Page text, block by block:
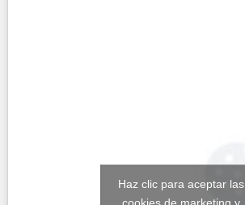
Haz clic para aceptar las
cookies de marketing y